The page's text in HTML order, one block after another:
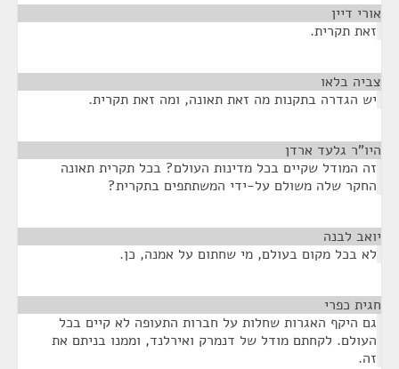
אורי דיין
זאת תקרית.
צביה בלאו
יש הגדרה בתקנות מה זאת תאונה, ומה זאת תקרית.
היו"ר גלעד ארדן
זה המודל שקיים בכל מדינות העולם? בכל תקרית תאונה
החקר שלה משולם על-ידי המשתתפים בתקרית?
יואב לבנה
לא בכל מקום בעולם, מי שחתום על אמנה, כן.
חגית כפרי
גם היקף האגרות שחלות על חברות התעופה לא קיים בכל
העולם. לקחתם מודל של דנמרק ואירלנד, וממנו בניתם את
זה.